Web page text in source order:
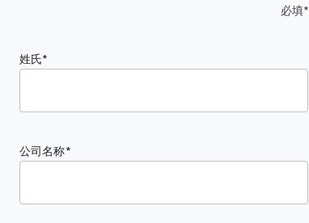
必填*
姓氏
公司名称